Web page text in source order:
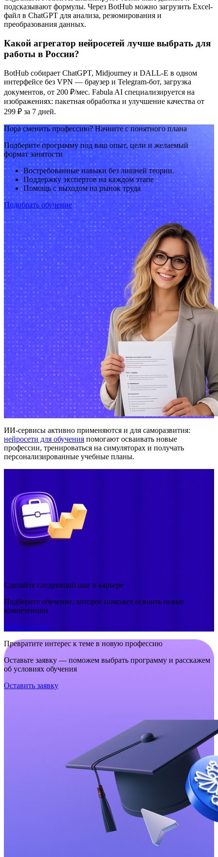
подсказывают формулы. Через BotHub можно загрузить Excel-
файл в ChatGPT для анализа, резюмирования и
преобразования данных.
Какой агрегатор нейросетей лучше выбрать для
работы в России?
BotHub собирает ChatGPT, Midjourney и DALL-E в одном
интерфейсе без VPN — браузер и Telegram-бот, загрузка
документов, от 200 ₽/мес. Fabula AI специализируется на
изображениях: пакетная обработка и улучшение качества от
299 ₽ за 7 дней.
Пора сменить профессию? Начните с понятного плана
Подберите программу под ваш опыт, цели и желаемый
формат занятости
Востребованные навыки без лишней теории.
Поддержку экспертов на каждом этапе
Помощь с выходом на рынок труда
Подобрать обучение
ИИ-сервисы активно применяются и для саморазвития:
нейросети для обучения помогают осваивать новые
профессии, тренироваться на симуляторах и получать
персонализированные учебные планы.
Сделайте следующий шаг в карьере
Подберите обучение, которое поможет освоить новые
компетенции
Выбрать курс
Превратите интерес к теме в новую профессию
Оставьте заявку — поможем выбрать программу и расскажем
об условиях обучения
Оставить заявку